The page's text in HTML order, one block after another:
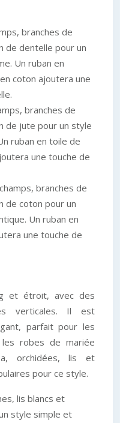
branches de
de dentelle pour un
Un ruban en
coton ajoutera une
branches de
de jute pour un style
ruban en toile de
une touche de
branches de
de coton pour un
Un ruban en
une touche de
et étroit, avec des
verticales. Il est
parfait pour les
robes de mariée
orchidées, lis et
pour ce style.
lis blancs et
style simple et